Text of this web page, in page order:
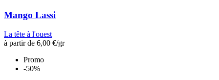
Mango Lassi
La tête à l'ouest
à partir de 6,00 €/gr
Promo
-50%